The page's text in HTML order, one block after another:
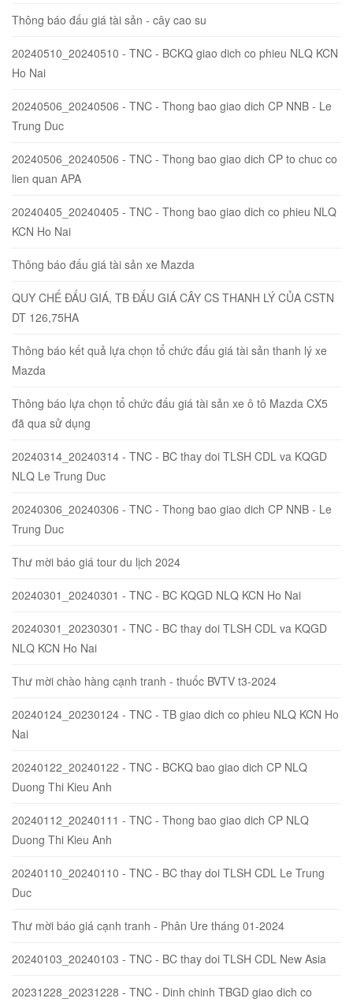
Thông báo đấu giá tài sản - cây cao su
20240510_20240510 - TNC - BCKQ giao dich co phieu NLQ KCN
Ho Nai
20240506_20240506 - TNC - Thong bao giao dich CP NNB - Le
Trung Duc
20240506_20240506 - TNC - Thong bao giao dich CP to chuc co
lien quan APA
20240405_20240405 - TNC - Thong bao giao dich co phieu NLQ
KCN Ho Nai
Thông báo đấu giá tài sản xe Mazda
QUY CHẾ ĐẤU GIÁ, TB ĐẤU GIÁ CÂY CS THANH LÝ CỦA CSTN
DT 126,75HA
Thông báo kết quả lựa chọn tổ chức đấu giá tài sản thanh lý xe
Mazda
Thông báo lựa chọn tổ chức đấu giá tài sản xe ô tô Mazda CX5
đã qua sử dụng
20240314_20240314 - TNC - BC thay doi TLSH CDL va KQGD
NLQ Le Trung Duc
20240306_20240306 - TNC - Thong bao giao dich CP NNB - Le
Trung Duc
Thư mời báo giá tour du lịch 2024
20240301_20240301 - TNC - BC KQGD NLQ KCN Ho Nai
20240301_20230301 - TNC - BC thay doi TLSH CDL va KQGD
NLQ KCN Ho Nai
Thư mời chào hàng cạnh tranh - thuốc BVTV t3-2024
20240124_20230124 - TNC - TB giao dich co phieu NLQ KCN Ho
Nai
20240122_20240122 - TNC - BCKQ bao giao dich CP NLQ
Duong Thi Kieu Anh
20240112_20240111 - TNC - Thong bao giao dich CP NLQ
Duong Thi Kieu Anh
20240110_20240110 - TNC - BC thay doi TLSH CDL Le Trung
Duc
Thư mời báo giá cạnh tranh - Phân Ure tháng 01-2024
20240103_20240103 - TNC - BC thay doi TLSH CDL New Asia
20231228_20231228 - TNC - Dinh chinh TBGD giao dich co